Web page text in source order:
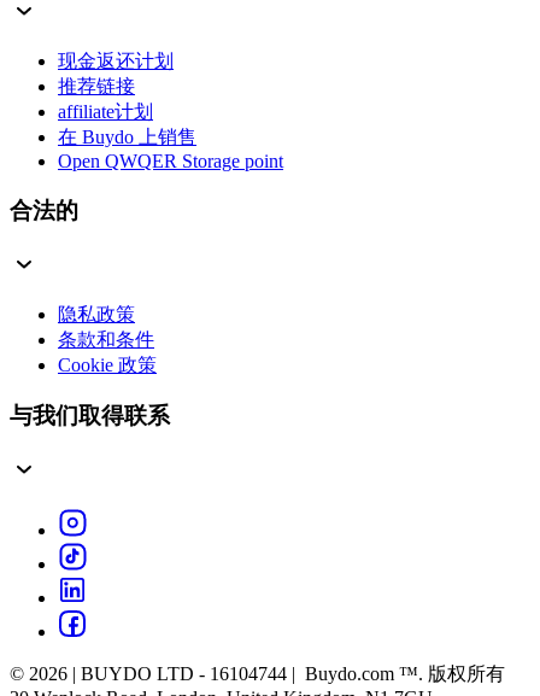
现金返还计划
推荐链接
affiliate计划
在 Buydo 上销售
Open QWQER Storage point
合法的
隐私政策
条款和条件
Cookie 政策
与我们取得联系
© 2026 | BUYDO LTD - 16104744 | Buydo.com ™. 版权所有